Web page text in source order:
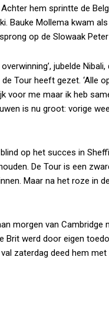
hem sprintte de
Bauke Mollema kwam
op de Slowaak
jubelde
Tour heeft gezet. ‘Alle
voor me maar ik heb
is nu groot: vorige
op het succes in
De Tour is een
Maar na het roze in
morgen van
Brit werd door eigen
zaterdag deed hem